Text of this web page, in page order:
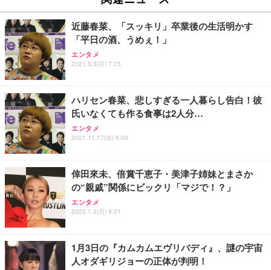
￥27,999
Sezlife オフィスチェア デスクチェア 疲れない テレ
ワーク チェア 強化バックレスト 30度ロッキング機
能 人間工学 椅子 腰サポート 90度跳ね上げ式アーム
務用 おしゃれ パソコンチェア (ブラック)
Sezlife オフィスチェア デスクチェア 疲れない テレ
ワーク チェア 強化バックレスト 30度ロッキング機
能 人間工学 椅子 腰サポート 90度跳ね上げ式アーム
務用 おしゃれ パソコンチェア (ホワイト)
ANDWINT オフィスチェア デスクチェア 肘なし メ
ッシュ 通気性 ランバーサポート付き 腰サポート ガ
ス圧無段階昇降 360度回転 キャスター付き コンパク
￥109,572
【純正品】27"ゲーミングモニター DualSense 充電
フック付き（CFI-ZDM1J）
【整備済み品】Dell E2724HS 27インチ 液晶モニタ
ー フルHD（1920×1080）VA 非光沢 HDMI/DisplayP
ort/VGA スピーカー内蔵 高さ調整 スイベル VESA対
【MiniLED/24.5inch/280Hz/FHD】GRAPHT THE S
HOOTER Gaming Monitor 24” Essential ゲーミン
グモニター QD 24.5インチ 1ms FHD 量子ドット 残
￥3,234
ネオ・ルーライフ ネオ・オムツ L 中型犬用 26枚入
り 単品
Smart Basic(スマートベーシック) 【Amazon.co.jp
限定】 Smart Basic アイリスオーヤマ ペットシーツ
超厚型 お徳用 ワイド 100枚入 (x 1) (ケース販売)
アイリスオーヤマ ペットシーツ 超厚型 お徳用 レギ
ュラー 200枚入【Amazon.co.jp限定】
近藤春菜、「スッキリ」卒業後の生活明かす
「平日の酒、うめぇ！」
エンタメ
2021.5.3(月) 7:15
ハリセン春菜、悲しすぎる一人暮らし告白！彼
氏いなくても作る食事は2人分…
エンタメ
2021.11.17(水) 6:00
倖田來未、倍賞千恵子・美津子姉妹とまさか
の“親戚”関係にビックリ「マジで！？」
エンタメ
2022.1.3(月) 9:31
1月3日の『カムカムエヴリバディ』、謎の宇宙
人オダギリジョーの正体が判明！